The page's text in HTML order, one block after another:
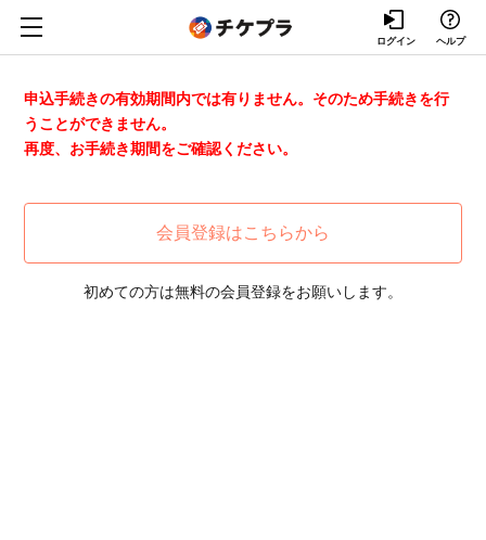
ログイン ヘルプ
申込手続きの有効期間内では有りません。そのため手続きを行
うことができません。
再度、お手続き期間をご確認ください。
会員登録はこちらから
初めての方は無料の会員登録をお願いします。